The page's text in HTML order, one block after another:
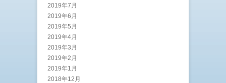
2019年7月
2019年6月
2019年5月
2019年4月
2019年3月
2019年2月
2019年1月
2018年12月